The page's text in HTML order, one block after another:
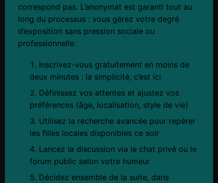
correspond pas. L’anonymat est garanti tout au
long du processus : vous gérez votre degré
d’exposition sans pression sociale ou
professionnelle.
Inscrivez-vous gratuitement en moins de
deux minutes : la simplicité, c’est ici
Définissez vos attentes et ajustez vos
préférences (âge, localisation, style de vie)
Utilisez la recherche avancée pour repérer
les filles locales disponibles ce soir
Lancez la discussion via le chat privé ou le
forum public selon votre humeur
Décidez ensemble de la suite, dans